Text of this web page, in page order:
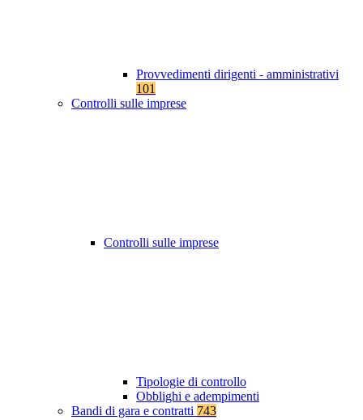
Provvedimenti dirigenti - amministrativi
101
Controlli sulle imprese
Controlli sulle imprese
Tipologie di controllo
Obblighi e adempimenti
Bandi di gara e contratti 743